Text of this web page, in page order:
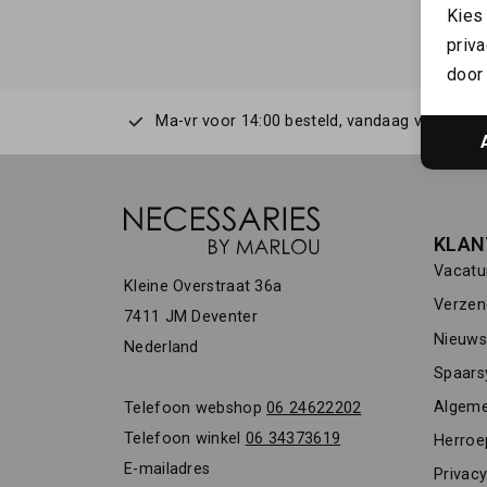
Ma-vr voor 14:00 besteld, vandaag verstuurd
Kleine Overstraat 36a
7411 JM Deventer
Nederland
Telefoon webshop06 24622202
Telefoon winkel 06 34373619
E-mailadres
Kies
door